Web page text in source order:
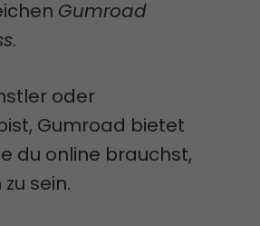
Gumroad
.
oder
Gumroad bietet
du online brauchst,
sein.